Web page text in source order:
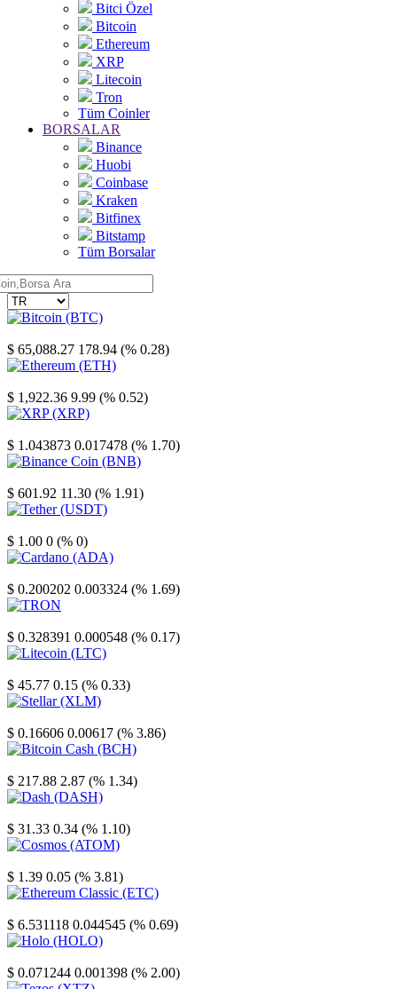
Bitci Özel
Bitcoin
Ethereum
XRP
Litecoin
Tron
Tüm Coinler
BORSALAR
Binance
Huobi
Coinbase
Kraken
Bitfinex
Bitstamp
Tüm Borsalar
$ 65,088.27 178.94 (% 0.28)
$ 1,922.36 9.99 (% 0.52)
$ 1.043873 0.017478 (% 1.70)
$ 601.92 11.30 (% 1.91)
$ 1.00 0 (% 0)
$ 0.200202 0.003324 (% 1.69)
$ 0.328391 0.000548 (% 0.17)
$ 45.77 0.15 (% 0.33)
$ 0.16606 0.00617 (% 3.86)
$ 217.88 2.87 (% 1.34)
$ 31.33 0.34 (% 1.10)
$ 1.39 0.05 (% 3.81)
$ 6.531118 0.044545 (% 0.69)
$ 0.071244 0.001398 (% 2.00)